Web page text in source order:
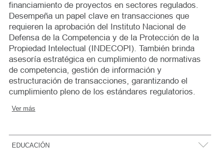
financiamiento de proyectos en sectores regulados.
Desempeña un papel clave en transacciones que
requieren la aprobación del Instituto Nacional de
Defensa de la Competencia y de la Protección de la
Propiedad Intelectual (INDECOPI). También brinda
asesoría estratégica en cumplimiento de normativas
de competencia, gestión de información y
estructuración de transacciones, garantizando el
cumplimiento pleno de los estándares regulatorios.
Ver más
EDUCACIÓN